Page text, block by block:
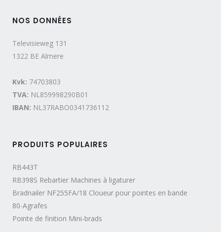
NOS DONNÉES
Televisieweg 131
1322 BE Almere
Kvk: 74703803
TVA: NL859998290B01
IBAN: NL37RABO0341736112
PRODUITS POPULAIRES
RB443T
RB398S Rebartier Machines à ligaturer
Bradnailer NF255FA/18 Cloueur pour pointes en bande
80-Agrafes
Pointe de finition Mini-brads